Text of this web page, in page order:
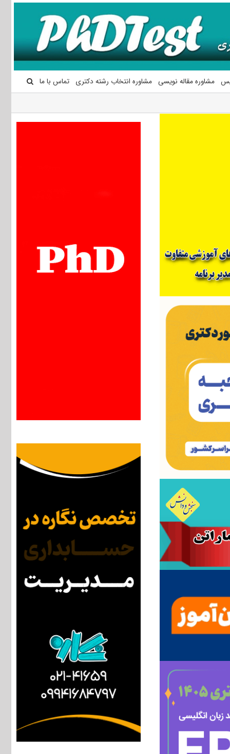
مشاوره مقاله نویسی مشاوره انتخاب رشته دکتری تماس با ما